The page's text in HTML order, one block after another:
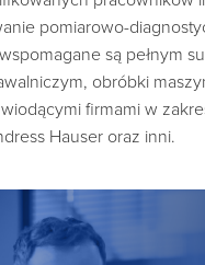
pomiarowo-
są pełnym
obróbki
wiodącymi firmami w
Hauser oraz inni.